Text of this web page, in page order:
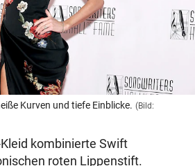
Kurven und tiefe Einblicke. (Bild:
kombinierte Swift
roten Lippenstift.